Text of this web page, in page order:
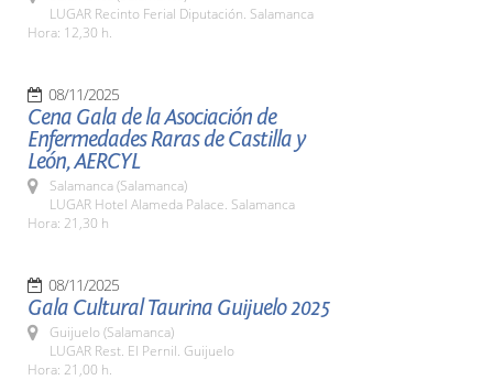
LUGAR Recinto Ferial Diputación. Salamanca
Hora: 12,30 h.
08/11/2025
Cena Gala de la Asociación de
Enfermedades Raras de Castilla y
León, AERCYL
Salamanca (Salamanca)
LUGAR Hotel Alameda Palace. Salamanca
Hora: 21,30 h
08/11/2025
Gala Cultural Taurina Guijuelo 2025
Guijuelo (Salamanca)
LUGAR Rest. El Pernil. Guijuelo
Hora: 21,00 h.